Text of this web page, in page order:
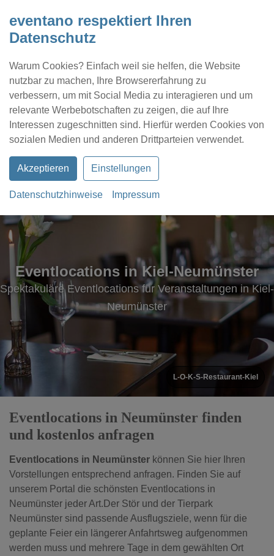
eventano respektiert Ihren
Datenschutz
Warum Cookies? Einfach weil sie helfen, die Website
nutzbar zu machen, Ihre Browsererfahrung zu
verbessern, um mit Social Media zu interagieren und um
relevante Werbebotschaften zu zeigen, die auf Ihre
Interessen zugeschnitten sind. Hierfür werden Cookies von
sozialen Medien und anderen Drittparteien verwendet.
Akzeptieren Einstellungen
Datenschutzhinweise Impressum
Kontakt Location eintragen Profil
Eventlocations in Neumünster
Spektakuläre Eventlocations für Veranstaltungen in
Neumünster
Eventlocations in Kiel-Neumünster
Spektakuläre Eventlocations für Veranstaltungen in Kiel-
Neumünster
L-O-K-S-Restaurant-Kiel
Eventlocations in Neumünster finden
und kostenlos anfragen
Eventlocations in Neumünster können Sie hier Ihren
Vorstellungen entsprechend anfragen. Finden Sie auf
unserem Portal die schönsten Eventlocations in
Neumünster jeder Art.Der Stör und der Tierpark
Neumünster sind passende Ausflugsziele, wenn für die
geplante Feier ein längerer Anfahrtsweg aufgenommen
werden muss und mehrere Tage in dem gewählten Ort